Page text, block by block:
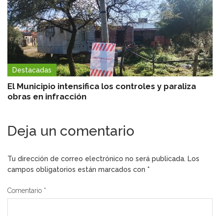
Destacadas
El Municipio intensifica los controles y paraliza
obras en infracción
Deja un comentario
Tu dirección de correo electrónico no será publicada. Los
campos obligatorios están marcados con *
Comentario *